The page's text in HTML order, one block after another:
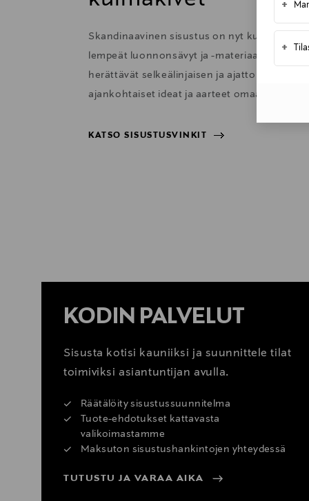
+
+
Skandinaavinen sisustus on nyt kutsuva ja
lempeät luonnonsävyt ja -materiaalit sekä
herättävät selkeälinjaisen ja ajattoman
ajankohtaiset ideat ja aarteet omaan kotiisi.
KATSO SISUSTUSVINKIT
KODIN PALVELUT
Sisusta kotisi kauniiksi ja suunnittele tilat
toimiviksi asiantuntijan avulla.
Räätälöity sisustussuunnitelma
Tuote-ehdotukset kattavasta
valikoimastamme
Maksuton sisustushankintojen yhteydessä
TUTUSTU JA VARAA AIKA